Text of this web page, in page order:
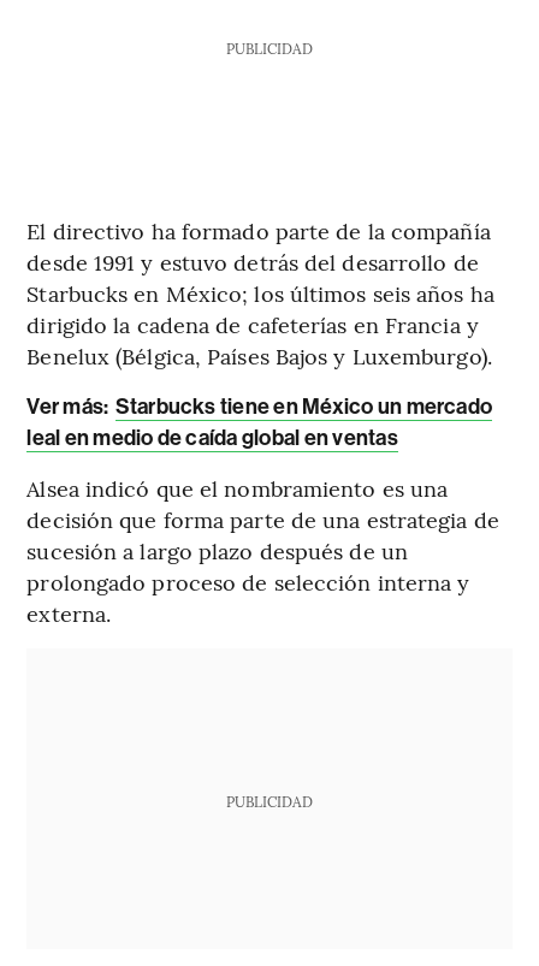
PUBLICIDAD
El directivo ha formado parte de la compañía
desde 1991 y estuvo detrás del desarrollo de
Starbucks en México; los últimos seis años ha
dirigido la cadena de cafeterías en Francia y
Benelux (Bélgica, Países Bajos y Luxemburgo).
Ver más: Starbucks tiene en México un mercado
leal en medio de caída global en ventas
Alsea indicó que el nombramiento es una
decisión que forma parte de una estrategia de
sucesión a largo plazo después de un
prolongado proceso de selección interna y
externa.
PUBLICIDAD